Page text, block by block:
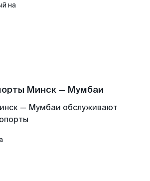
на
Минск — Мумбаи
— Мумбаи обслуживают